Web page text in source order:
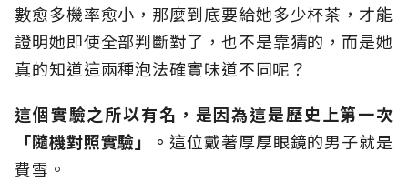
數愈多機率愈小，那麼到底要給她多少杯茶，才能
證明她即使全部判斷對了，也不是靠猜的，而是她
真的知道這兩種泡法確實味道不同呢？
這個實驗之所以有名，是因為這是歷史上第一次
「隨機對照實驗」。 這位戴著厚厚眼鏡的男子就是
費雪。